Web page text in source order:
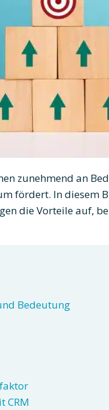
zunehmend an
fördert. In diesem
die Vorteile auf,
Bedeutung
CRM